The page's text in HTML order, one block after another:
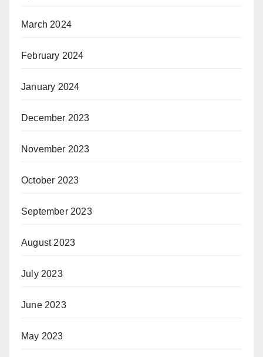
March 2024
February 2024
January 2024
December 2023
November 2023
October 2023
September 2023
August 2023
July 2023
June 2023
May 2023